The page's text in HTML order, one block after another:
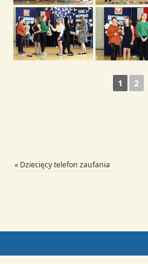
1 2
« Dziecięcy telefon zaufania